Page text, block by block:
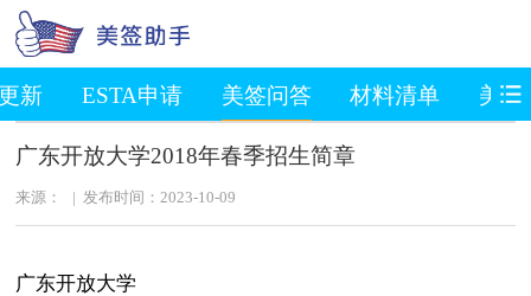
新 ESTA申请 美签问答 材料清单 美国
广东开放大学2018年春季招生简章
来源： | 发布时间：2023-10-09
广东开放大学